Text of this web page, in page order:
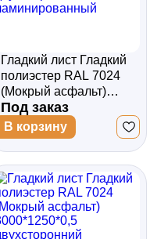
Гладкий лист Гладкий
полиэстер RAL 7024
(Мокрый асфальт)
3000*1250*0,4
двухсторонний
ламинированный
Под заказ
В корзину